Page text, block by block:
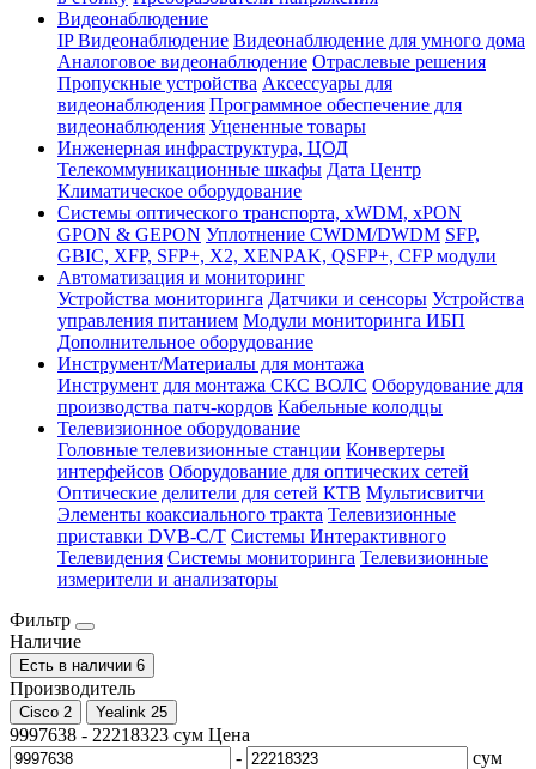
Видеонаблюдение
IP Видеонаблюдение Видеонаблюдение для умного дома
Аналоговое видеонаблюдение Отраслевые решения
Пропускные устройства Аксессуары для
видеонаблюдения Программное обеспечение для
видеонаблюдения Уцененные товары
Инженерная инфраструктура, ЦОД
Телекоммуникационные шкафы Дата Центр
Климатичeское оборудование
Системы оптического транспорта, xWDM, xPON
GPON & GEPON Уплотнение CWDM/DWDM SFP,
GBIC, XFP, SFP+, X2, XENPAK, QSFP+, CFP модули
Автоматизация и мониторинг
Устройства мониторинга Датчики и сенсоры Устройства
управления питанием Модули мониторинга ИБП
Дополнительное оборудование
Инструмент/Материалы для монтажа
Инструмент для монтажа СКС ВОЛС Оборудование для
производства патч-кордов Кабельные колодцы
Телевизионное оборудование
Головные телевизионные станции Конвертеры
интерфейсов Оборудование для оптических сетей
Оптические делители для сетей КТВ Мультисвитчи
Элементы коаксиального тракта Телевизионные
приставки DVB-C/T Системы Интерактивного
Телевидения Системы мониторинга Телевизионные
измерители и анализаторы
Фильтр
Наличие
Есть в наличии 6
Производитель
Cisco 2 Yealink 25
9997638 - 22218323 сум Цена
-
сум